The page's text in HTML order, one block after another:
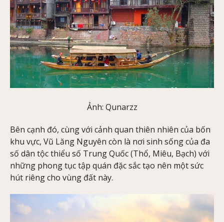
Ảnh: Qunarzz
Bên cạnh đó, cùng với cảnh quan thiên nhiên của bốn
khu vực, Vũ Lăng Nguyên còn là nơi sinh sống của đa
số dân tộc thiểu số Trung Quốc (Thổ, Miêu, Bạch) với
những phong tục tập quán đặc sắc tạo nên một sức
hút riêng cho vùng đất này.